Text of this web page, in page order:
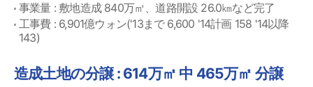
事業量 : 敷地造成 840万㎡、道路開設 26.0㎞など完了
工事費 : 6,901億ウォン('13まで 6,600 '14計画 158 '14以降
143)
造成土地の分譲 : 614万㎡ 中 465万㎡ 分譲